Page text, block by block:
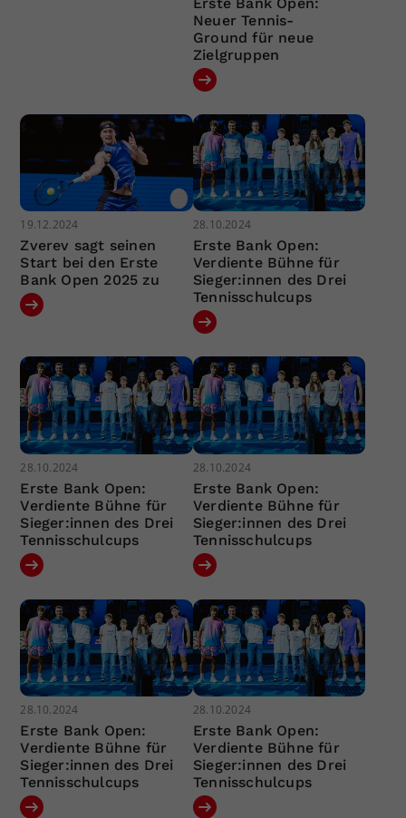
Neuer Tennis-
Ground für neue
Zielgruppen
19.12.2024
Zverev sagt seinen
Start bei den Erste
Bank Open 2025 zu
28.10.2024
Erste Bank Open:
Verdiente Bühne für
Sieger:innen des Drei
Tennisschulcups
28.10.2024
Erste Bank Open:
Verdiente Bühne für
Sieger:innen des Drei
Tennisschulcups
28.10.2024
Erste Bank Open:
Verdiente Bühne für
Sieger:innen des Drei
Tennisschulcups
28.10.2024
Erste Bank Open:
Verdiente Bühne für
Sieger:innen des Drei
Tennisschulcups
28.10.2024
Erste Bank Open:
Verdiente Bühne für
Sieger:innen des Drei
Tennisschulcups